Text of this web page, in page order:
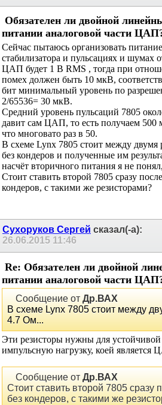
Обязателен ли двойной
питании аналоговой части
Сейчас пытаюсь организовать
стабилизатора и пульсациях и шумах
ЦАП будет 1 В RMS , тогда при
помех должен быть 10 мкВ,
бит минимальный уровень по
2/65536= 30 мкВ.
Средний уровень пульсаций 7805
давит сам ЦАП, то есть получаем 500
что многовато раз в 50.
В схеме Lynx 7805 стоит между двумя
без кондеров и полученные им
насчёт вторичного питания я не
Стоит ставить второй 7805 сразу
кондеров, с такими же резисторами?
Сухоруков Сергей сказал(-а):
26.06.2015 11:46
Re: Обязателен ли двойной
питании аналоговой части
Сообщение от Др.ВАХ
В схеме Lynx 7805 стоит между
4.7 Ом...
Эти резисторы нужны для
импульсную нагрузку, коей является
Сообщение от Др.ВАХ
Стоит ставить второй 7805 сразу
без кондеров, с такими же